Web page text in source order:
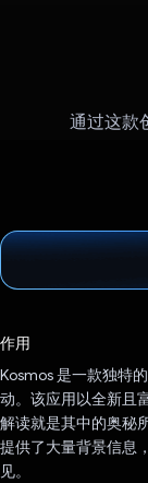
通过这款
作用
Kosmos 是一款独特
动。该应用以全新且
解读就是其中的奥秘
提供了大量背景信息
见。